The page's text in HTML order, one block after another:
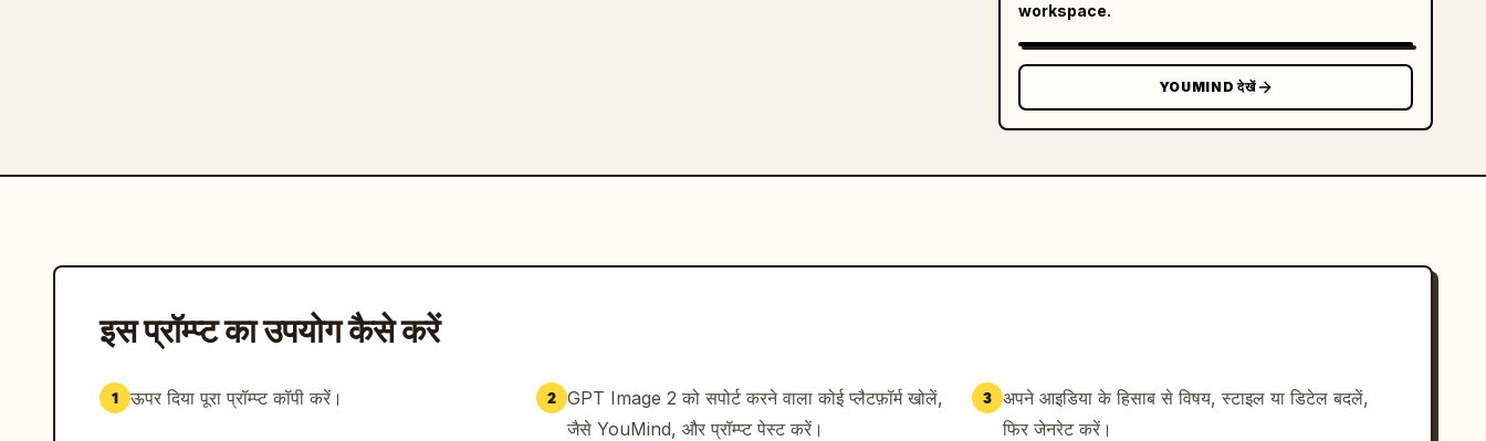
workspace.
YOUMIND देखें
इस प्रॉम्प्ट का उपयोग कैसे करें
1 ऊपर दिया पूरा प्रॉम्प्ट कॉपी करें। 2 GPT Image 2 को सपोर्ट करने वाला कोई प्लैटफ़ॉर्म खोलें,
जैसे YouMind, और प्रॉम्प्ट पेस्ट करें।
3 अपने आइडिया के हिसाब से विषय, स्टाइल या डिटेल बदलें,
फिर जेनरेट करें।